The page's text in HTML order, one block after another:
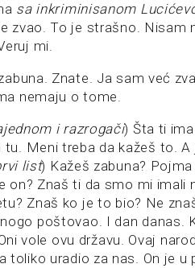
sa inkriminisanom
zvao. To je strašno. Nisam
mi.
Znate. Ja sam već
nemaju o tome.
i razrogači) Šta ti
tu. Meni treba da kažeš to. A
list) Kažeš zabuna?
on? Znaš ti da smo mi imali
Znaš ko je to bio? Ne
poštovao. I dan danas.
vole ovu državu. Ovaj
toliko uradio za nas. On je u